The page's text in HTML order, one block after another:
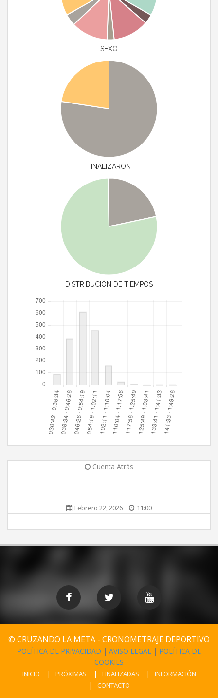
SEXO
FINALIZARON
DISTRIBUCIÓN DE TIEMPOS
Cuenta Atrás
Febrero 22, 2026 11:00
© CRUZANDO LA META - CRONOMETRAJE DEPORTIVO
POLÍTICA DE PRIVACIDAD | AVISO LEGAL | POLÍTICA DE
COOKIES
INICIO PRÓXIMAS FINALIZADAS
INFORMACIÓN
CONTACTO